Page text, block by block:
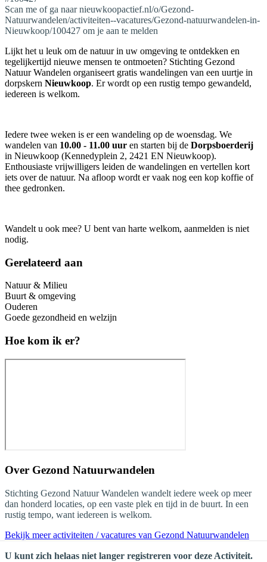
Scan me of ga naar nieuwkoopactief.nl/o/Gezond-
Natuurwandelen/activiteiten--vacatures/Gezond-natuurwandelen-in-
Nieuwkoop/100427 om je aan te melden
Lijkt het u leuk om de natuur in uw omgeving te ontdekken en
tegelijkertijd nieuwe mensen te ontmoeten? Stichting Gezond
Natuur Wandelen organiseert gratis wandelingen van een uurtje in
dorpskern Nieuwkoop. Er wordt op een rustig tempo gewandeld,
iedereen is welkom.
Iedere twee weken is er een wandeling op de woensdag. We
wandelen van 10.00 - 11.00 uur en starten bij de Dorpsboerderij
in Nieuwkoop (Kennedyplein 2, 2421 EN Nieuwkoop).
Enthousiaste vrijwilligers leiden de wandelingen en vertellen kort
iets over de natuur. Na afloop wordt er vaak nog een kop koffie of
thee gedronken.
Wandelt u ook mee? U bent van harte welkom, aanmelden is niet
nodig.
Gerelateerd aan
Natuur & Milieu
Buurt & omgeving
Ouderen
Goede gezondheid en welzijn
Hoe kom ik er?
Over Gezond Natuurwandelen
Stichting Gezond Natuur Wandelen wandelt iedere week op meer
dan honderd locaties, op een vaste plek en tijd in de buurt. In een
rustig tempo, want iedereen is welkom.
Bekijk meer activiteiten / vacatures van Gezond Natuurwandelen
U kunt zich helaas niet langer registreren voor deze Activiteit.